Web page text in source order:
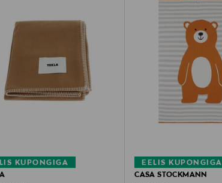
KUPONGIGA
EELIS KUPONGIGA
CASA STOCKMANN